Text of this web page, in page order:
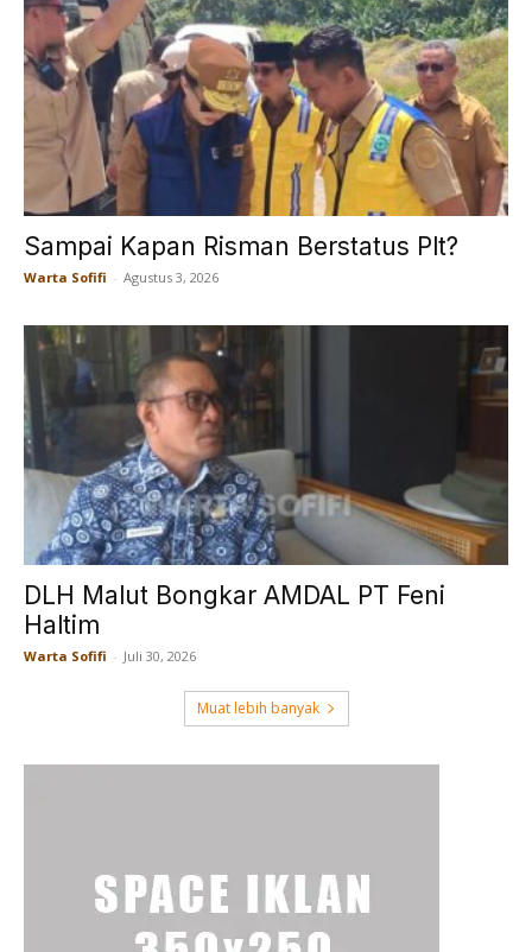
Sampai Kapan Risman Berstatus Plt?
Warta Sofifi - Agustus 3, 2026
DLH Malut Bongkar AMDAL PT Feni
Haltim
Warta Sofifi - Juli 30, 2026
Muat lebih banyak